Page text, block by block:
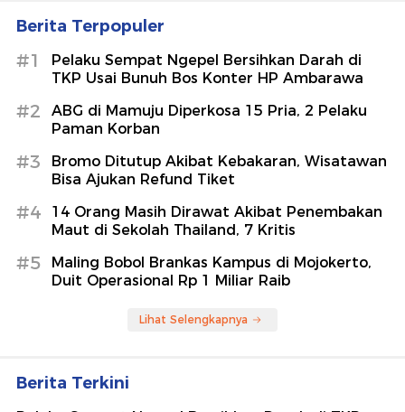
Berita Terpopuler
#1
Pelaku Sempat Ngepel Bersihkan Darah di
TKP Usai Bunuh Bos Konter HP Ambarawa
#2
ABG di Mamuju Diperkosa 15 Pria, 2 Pelaku
Paman Korban
#3
Bromo Ditutup Akibat Kebakaran, Wisatawan
Bisa Ajukan Refund Tiket
#4
14 Orang Masih Dirawat Akibat Penembakan
Maut di Sekolah Thailand, 7 Kritis
#5
Maling Bobol Brankas Kampus di Mojokerto,
Duit Operasional Rp 1 Miliar Raib
Lihat Selengkapnya
Berita Terkini